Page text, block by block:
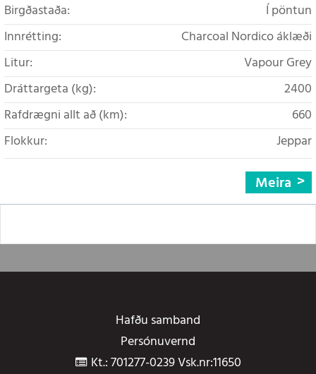
Birgðastaða:
Í pöntun
Innrétting:
Charcoal Nordico áklæði
Litur:
Vapour Grey
Dráttargeta (kg):
2400
Rafdrægni allt að (km):
660
Flokkur:
Jeppar
Meira
Hafðu samband
Persónuvernd
Kt.: 701277-0239 Vsk.nr:11650